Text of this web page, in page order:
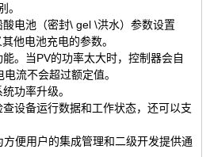
。
电池（密封\ gel \洪水）参数设置
他电池充电的参数。
。当PV的功率太大时，控制器会自
流不会超过额定值。
功率升级。
设备运行数据和工作状态，还可以支
便用户的集成管理和二级开发提供通